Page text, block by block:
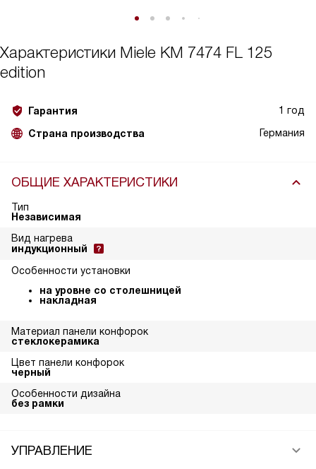
Характеристики Miele KM 7474 FL 125
edition
Гарантия 1 год
Страна производства Германия
ОБЩИЕ ХАРАКТЕРИСТИКИ
Тип
Независимая
Вид нагрева
индукционный
Особенности установки
на уровне со столешницей
накладная
Материал панели конфорок
стеклокерамика
Цвет панели конфорок
черный
Особенности дизайна
без рамки
УПРАВЛЕНИЕ